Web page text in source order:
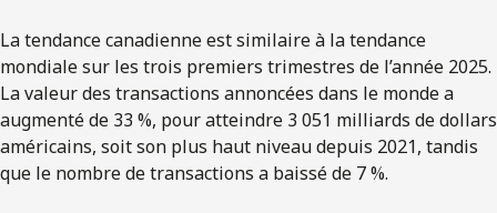
La tendance canadienne est similaire à la tendance
mondiale sur les trois premiers trimestres de l’année 2025.
La valeur des transactions annoncées dans le monde a
augmenté de 33 %, pour atteindre 3 051 milliards de dollars
américains, soit son plus haut niveau depuis 2021, tandis
que le nombre de transactions a baissé de 7 %.